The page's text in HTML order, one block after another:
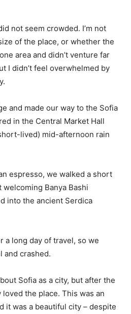
not seem crowded. I’m not
of the place, or whether the
area and didn’t venture far
I didn’t feel overwhelmed by
and made our way to the Sofia
in the Central Market Hall
lived) mid-afternoon rain
espresso, we walked a short
Banya Bashi
into the ancient Serdica
a long day of travel, so we
and crashed.
Sofia as a city, but after the
the place. This was an
it was a beautiful city – despite